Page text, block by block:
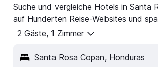
Suche und vergleiche Hotels in Santa
auf Hunderten Reise-Websites und
2 Gäste, 1 Zimmer
Santa Rosa Copan, Honduras